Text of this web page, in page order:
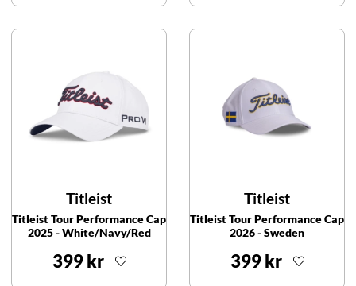
Titleist
Titleist Tour Performance Cap
2025 - White/Navy/Red
399 kr
Titleist
Titleist Tour Performance Cap
2026 - Sweden
399 kr